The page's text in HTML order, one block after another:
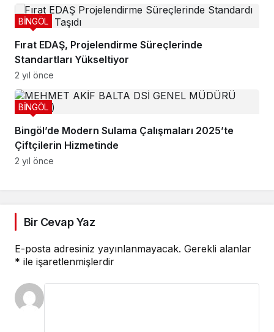
Fırat EDAŞ, Projelendirme Süreçlerinde
Standartları Yükseltiyor
BİNGÖL
2 yıl önce
Bingöl’de Modern Sulama Çalışmaları 2025’te
Çiftçilerin Hizmetinde
BİNGÖL
2 yıl önce
Bir Cevap Yaz
E-posta adresiniz yayınlanmayacak. Gerekli alanlar
* ile işaretlenmişlerdir
Takip Et